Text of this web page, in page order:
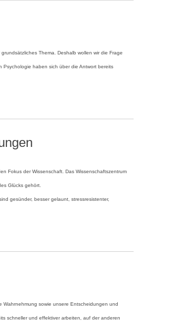
Thema. Deshalb wollen wir die Frage
Psychologie haben sich über die Antwort bereits
Fokus der Wissenschaft. Das Wissenschaftszentrum
Glücks gehört.
gesünder, besser gelaunt, stressresistenter,
Wahrnehmung sowie unsere Entscheidungen und
schneller und effektiver arbeiten, auf der anderen